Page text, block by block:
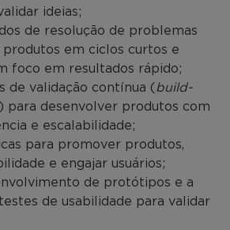
ideias;
de resolução de problemas
em ciclos curtos e
foco em resultados rápido;
de validação contínua (build-
) para desenvolver produtos com
e escalabilidade;
para promover produtos,
e engajar usuários;
de protótipos e a
de usabilidade para validar